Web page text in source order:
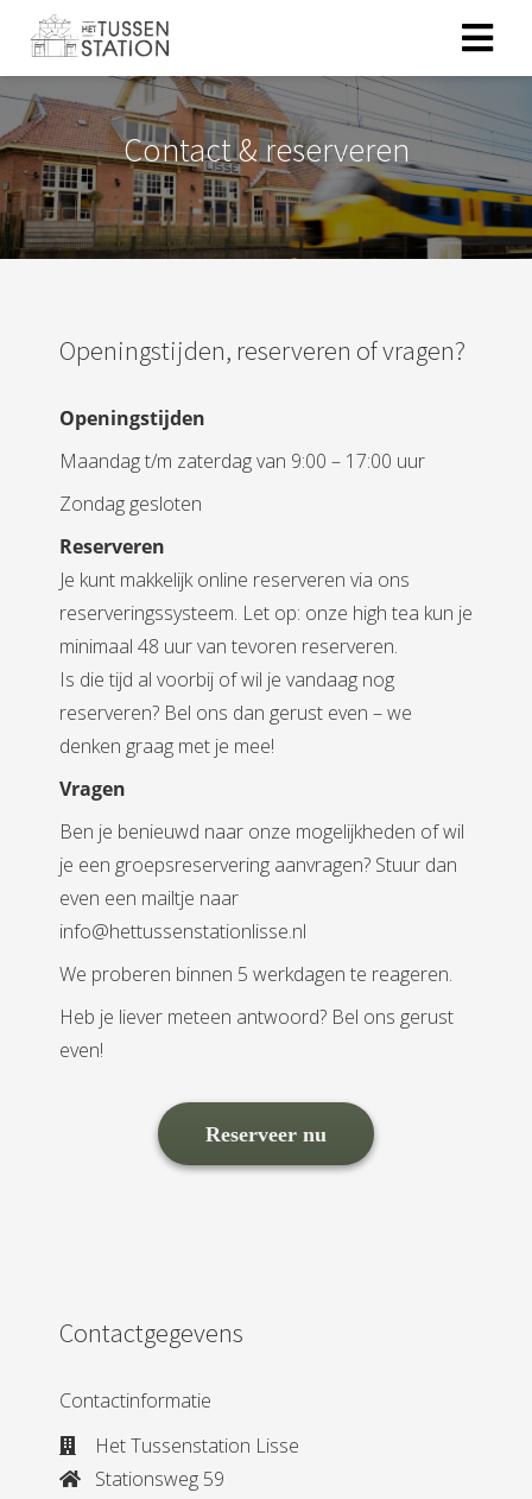
Contact & reserveren
Openingstijden, reserveren of vragen?
Openingstijden
Maandag t/m zaterdag van 9:00 – 17:00 uur
Zondag gesloten
Reserveren
Je kunt makkelijk online reserveren via ons
reserveringssysteem. Let op: onze high tea kun je
minimaal 48 uur van tevoren reserveren.
Is die tijd al voorbij of wil je vandaag nog
reserveren? Bel ons dan gerust even – we
denken graag met je mee!
Vragen
Ben je benieuwd naar onze mogelijkheden of wil
je een groepsreservering aanvragen? Stuur dan
even een mailtje naar
info@hettussenstationlisse.nl
We proberen binnen 5 werkdagen te reageren.
Heb je liever meteen antwoord? Bel ons gerust
even!
Reserveer nu
Contactgegevens
Contactinformatie
Het Tussenstation Lisse
Stationsweg 59